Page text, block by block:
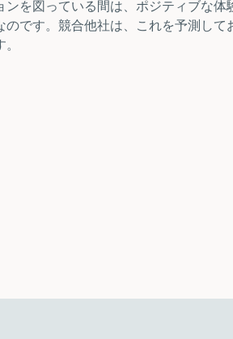
を図っている間は、ポジティブな体
です。競合他社は、これを予測して